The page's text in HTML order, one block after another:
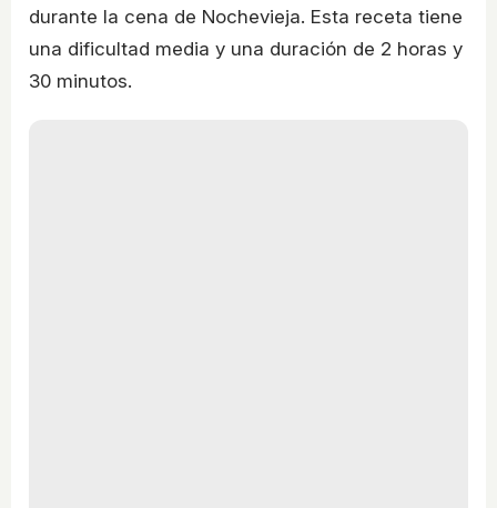
durante la cena de Nochevieja. Esta receta tiene
una dificultad media y una duración de 2 horas y
30 minutos.